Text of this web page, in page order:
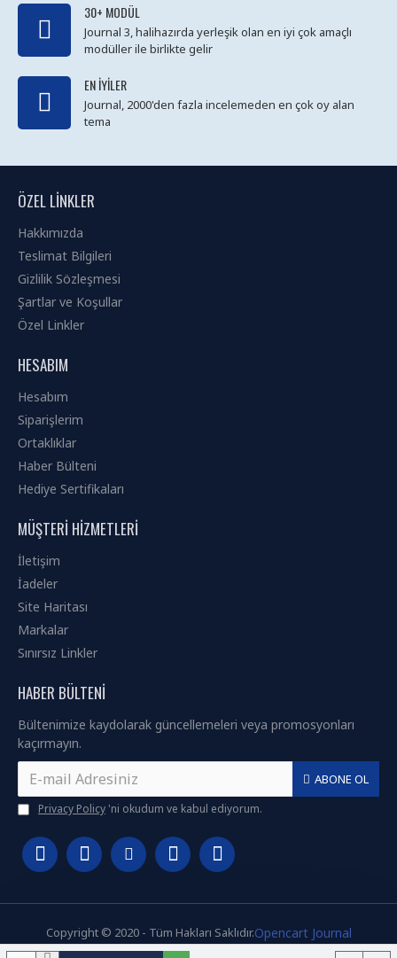
30+ MODÜL
Journal 3, halihazırda yerleşik olan en iyi çok amaçlı
modüller ile birlikte gelir
EN İYILER
Journal, 2000'den fazla incelemeden en çok oy alan
tema
ÖZEL LINKLER
Hakkımızda
Teslimat Bilgileri
Gizlilik Sözleşmesi
Şartlar ve Koşullar
Özel Linkler
HESABIM
Hesabım
Siparişlerim
Ortaklıklar
Haber Bülteni
Hediye Sertifikaları
MÜŞTERI HIZMETLERI
İletişim
İadeler
Site Haritası
Markalar
Sınırsız Linkler
HABER BÜLTENI
Bültenimize kaydolarak güncellemeleri veya promosyonları
kaçırmayın.
ABONE OL
Privacy Policy 'ni okudum ve kabul ediyorum.
Copyright © 2020 - Tüm Hakları Saklıdır.Opencart Journal